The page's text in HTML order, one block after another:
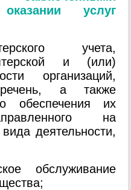
услуг
учета,
и (или)
организаций,
а также
обеспечения их
на
деятельности,
обслуживание